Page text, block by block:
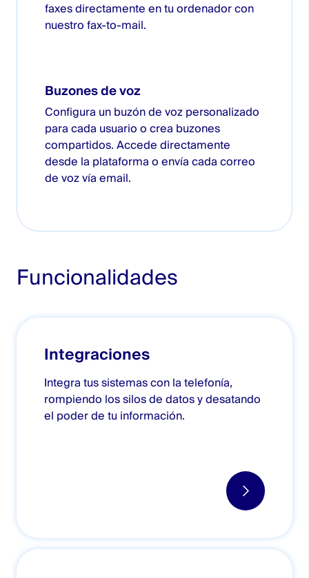
faxes directamente en tu ordenador con
nuestro fax-to-mail.
Buzones de voz
Configura un buzón de voz personalizado
para cada usuario o crea buzones
compartidos. Accede directamente
desde la plataforma o envía cada correo
de voz vía email.
Funcionalidades
Integraciones
Integra tus sistemas con la telefonía,
rompiendo los silos de datos y desatando
el poder de tu información.